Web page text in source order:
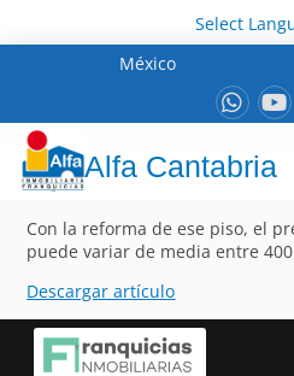
Select
México
Alfa Cantabria
Con la reforma de ese piso, el
puede variar de media entre
Descargar artículo